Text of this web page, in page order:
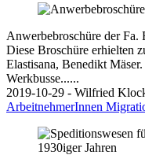
Anwerbebroschüre der Fa.
Diese Broschüre erhielten
Elastisana, Benedikt
Werkbusse......
2019-10-29 - Wilfried
ArbeitnehmerInnen